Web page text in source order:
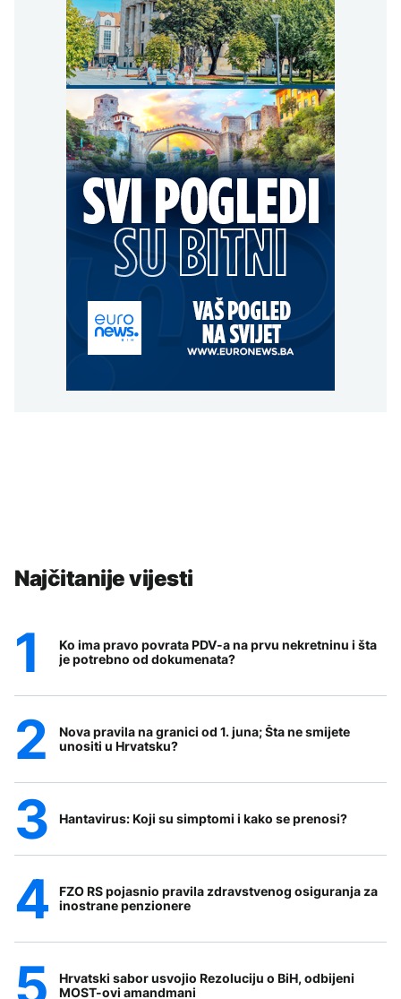
Najčitanije vijesti
Ko ima pravo povrata PDV-a na prvu nekretninu i šta
je potrebno od dokumenata?
Nova pravila na granici od 1. juna; Šta ne smijete
unositi u Hrvatsku?
Hantavirus: Koji su simptomi i kako se prenosi?
FZO RS pojasnio pravila zdravstvenog osiguranja za
inostrane penzionere
Hrvatski sabor usvojio Rezoluciju o BiH, odbijeni
MOST-ovi amandmani